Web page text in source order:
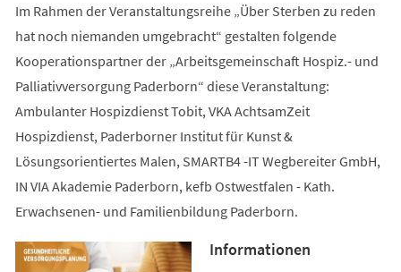
Im Rahmen der Veranstaltungsreihe „Über Sterben zu reden
hat noch niemanden umgebracht“ gestalten folgende
Kooperationspartner der „Arbeitsgemeinschaft Hospiz.- und
Palliativversorgung Paderborn“ diese Veranstaltung:
Ambulanter Hospizdienst Tobit, VKA AchtsamZeit
Hospizdienst, Paderborner Institut für Kunst &
Lösungsorientiertes Malen, SMARTB4 -IT Wegbereiter GmbH,
IN VIA Akademie Paderborn, kefb Ostwestfalen - Kath.
Erwachsenen- und Familienbildung Paderborn.
Informationen